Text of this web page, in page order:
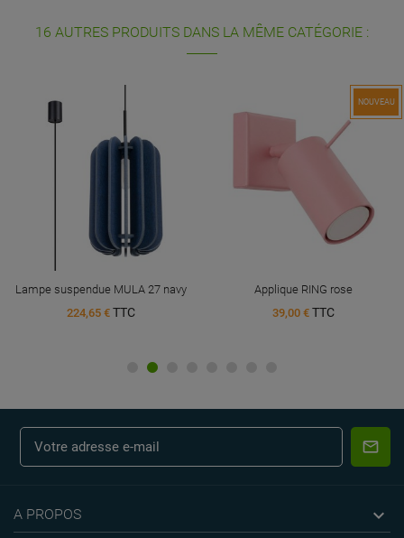
16 AUTRES PRODUITS DANS LA MÊME CATÉGORIE :
Lampe suspendue MULA 27 navy
224,65 € TTC
NOUVEAU
Applique RING rose
39,00 € TTC
A PROPOS 